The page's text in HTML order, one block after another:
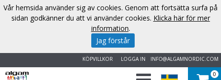
INFO@ALGAMNORDIC.COM
LOGGA IN
KÖPVILLKOR
0
Vår hemsida använder sig av cookies. Genom att fortsätta surfa på
sidan godkänner du att vi använder cookies. Klicka här för mer
information.
Jag förstår